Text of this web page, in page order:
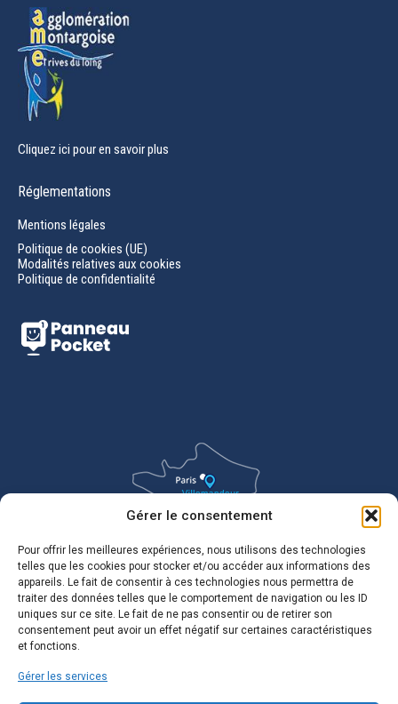
Gérer le consentement
Pour offrir les meilleures expériences, nous utilisons des technologies
telles que les cookies pour stocker et/ou accéder aux informations des
appareils. Le fait de consentir à ces technologies nous permettra de
traiter des données telles que le comportement de navigation ou les ID
uniques sur ce site. Le fait de ne pas consentir ou de retirer son
consentement peut avoir un effet négatif sur certaines caractéristiques
et fonctions.
Gérer les services
Cliquez ici pour en savoir plus
Réglementations
Mentions légales
Politique de cookies (UE)
Modalités relatives aux cookies
Politique de confidentialité